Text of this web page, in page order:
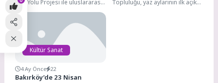
Bağ Yolu Projesi ile uluslararası
arenada adını duyurdu.Avrupa
Konseyi Kültür...
Topluluğu, yaz aylarının ilk açık
Kültür Sanat
4 Ay Önce 22
Bakırköy’de 23 Nisan